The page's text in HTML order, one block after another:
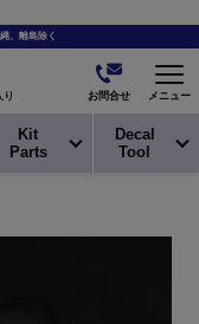
、離島除く
り お問合せ メニュー
Kit
Parts
Decal
Tool